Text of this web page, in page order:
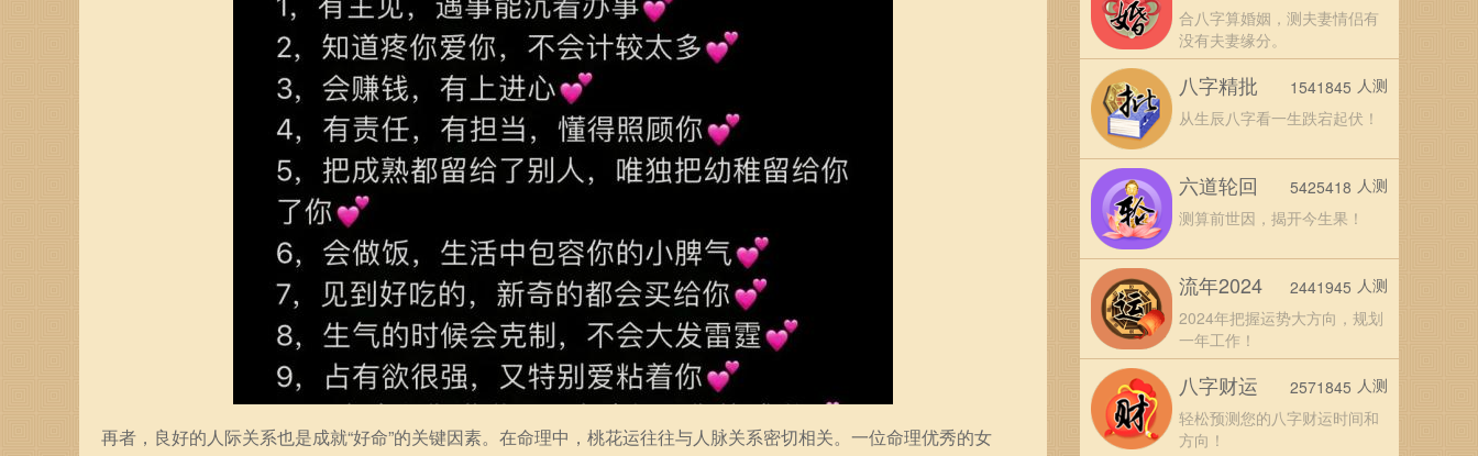
再者，良好的人际关系也是成就“好命”的关键因素。在命理中，桃花运往往与人脉关系密切相关。一位命理优秀的女
合八字算婚姻，测夫妻情侣有
没有夫妻缘分。
八字精批
从生辰八字看一生跌宕起伏！
1541845 人测
六道轮回
测算前世因，揭开今生果！
5425418 人测
流年2024
2024年把握运势大方向，规划
一年工作！
2441945 人测
八字财运
轻松预测您的八字财运时间和
方向！
2571845 人测